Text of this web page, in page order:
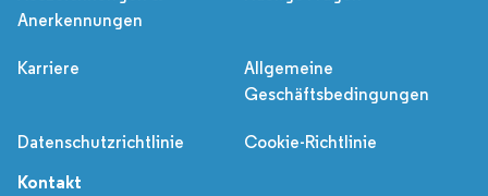
Anerkennungen
Karriere
Allgemeine
Geschäftsbedingungen
Datenschutzrichtlinie Cookie-Richtlinie
Kontakt